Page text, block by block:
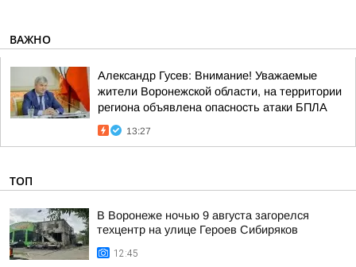
ВАЖНО
Александр Гусев: Внимание! Уважаемые
жители Воронежской области, на территории
региона объявлена опасность атаки БПЛА
13:27
ТОП
В Воронеже ночью 9 августа загорелся
техцентр на улице Героев Сибиряков
12:45